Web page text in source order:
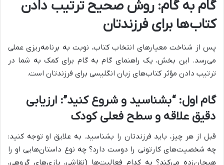
گام به گام: روش صحیح ترتیب دادن
کتاب‌ها برای فرزندتان
پس از شناخت معیارهای انتخاب کتاب، نوبت به برنامه‌ریزی عملی
می‌رسد. این بخش، یک راهنمای گام به گام برای کمک به شما در
ترتیب دادن مؤثر کتاب‌های زبان انگلیسی برای فرزندتان است.
گام اول: “بشناسید و شروع کنید”: ارزیابی
دقیق علاقه و سطح فعلی کودک
قبل از هر چیز، باید فرزندتان را بشناسید. به علایق او توجه کنید:
چه شخصیت‌های کارتونی را دوست دارد؟ چه نوع داستان‌هایی او را
هیجان‌زده می‌کند؟ به کدام فعالیت‌ها (نقاشی، بازی‌های گروهی،